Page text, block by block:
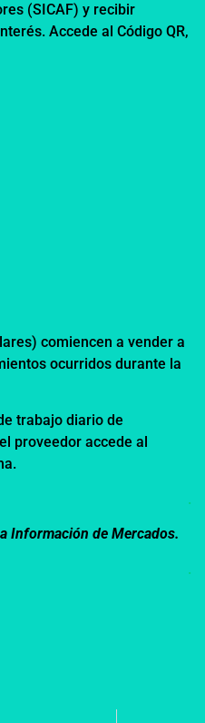
(SICAF) y recibir
Accede al Código QR,
comiencen a vender a
ocurridos durante la
trabajo diario de
proveedor accede al
.
Información de Mercados.
.